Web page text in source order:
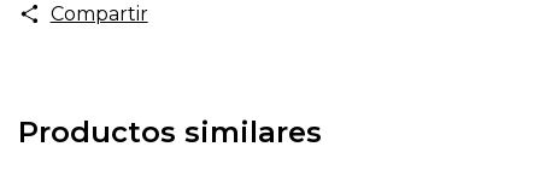
Compartir
Productos similares